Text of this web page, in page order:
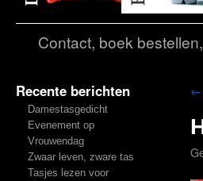
Contact, boek
Recente berichten
Damestasgedicht
Evenement op
Vrouwendag
Zwaar leven, zware tas
Tasjes lezen voor
←